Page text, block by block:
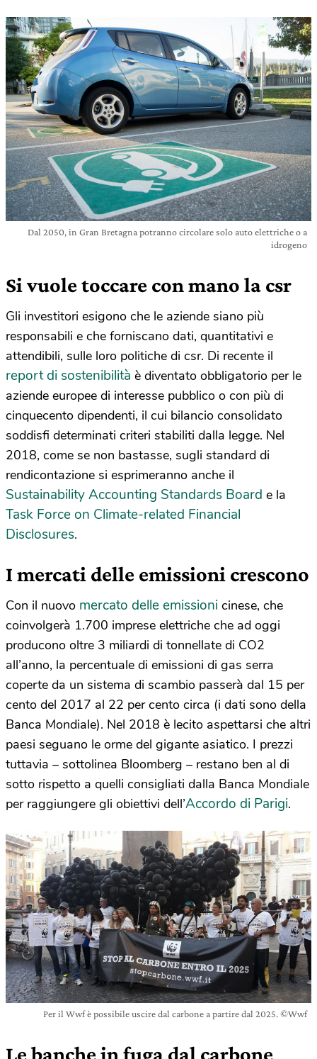
Dal 2050, in Gran Bretagna potranno circolare solo auto elettriche o a
idrogeno
Si vuole toccare con mano la csr
Gli investitori esigono che le aziende siano più
responsabili e che forniscano dati, quantitativi e
attendibili, sulle loro politiche di csr. Di recente il
report di sostenibilità è diventato obbligatorio per le
aziende europee di interesse pubblico o con più di
cinquecento dipendenti, il cui bilancio consolidato
soddisfi determinati criteri stabiliti dalla legge. Nel
2018, come se non bastasse, sugli standard di
rendicontazione si esprimeranno anche il
Sustainability Accounting Standards Board e la
Task Force on Climate-related Financial
Disclosures.
I mercati delle emissioni crescono
Con il nuovo mercato delle emissioni cinese, che
coinvolgerà 1.700 imprese elettriche che ad oggi
producono oltre 3 miliardi di tonnellate di CO2
all’anno, la percentuale di emissioni di gas serra
coperte da un sistema di scambio passerà dal 15 per
cento del 2017 al 22 per cento circa (i dati sono della
Banca Mondiale). Nel 2018 è lecito aspettarsi che altri
paesi seguano le orme del gigante asiatico. I prezzi
tuttavia – sottolinea Bloomberg – restano ben al di
sotto rispetto a quelli consigliati dalla Banca Mondiale
per raggiungere gli obiettivi dell’Accordo di Parigi.
Per il Wwf è possibile uscire dal carbone a partire dal 2025. ©Wwf
Le banche in fuga dal carbone